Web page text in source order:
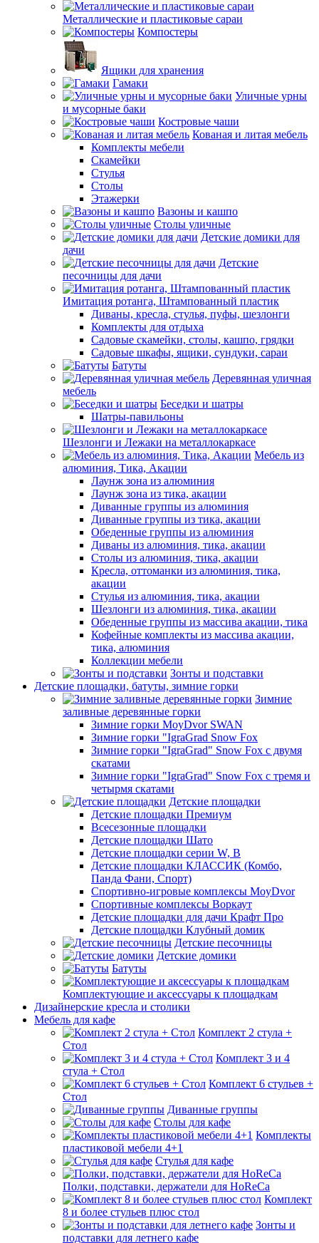
Металлические и пластиковые сараи
Компостеры
Ящики для хранения
Гамаки
Уличные урны
и мусорные баки
Костровые чаши
Кованая и литая мебель
Комплекты мебели
Скамейки
Стулья
Столы
Этажерки
Вазоны и кашпо
Столы уличные
Детские домики для
дачи
Детские
песочницы для дачи
Имитация ротанга, Штампованный пластик
Диваны, кресла, стулья, пуфы, шезлонги
Комплекты для отдыха
Садовые скамейки, столы, кашпо, грядки
Садовые шкафы, ящики, сундуки, сараи
Батуты
Деревянная уличная
мебель
Беседки и шатры
Шатры-павильоны
Шезлонги и Лежаки на металлокаркасе
Мебель из
алюминия, Тика, Акации
Лаунж зона из алюминия
Лаунж зона из тика, акации
Диванные группы из алюминия
Диванные группы из тика, акации
Обеденные группы из алюминия
Диваны из алюминия, тика, акации
Столы из алюминия, тика, акации
Кресла, оттоманки из алюминия, тика,
акации
Стулья из алюминия, тика, акации
Шезлонги из алюминия, тика, акации
Обеденные группы из массива акации, тика
Кофейные комплекты из массива акации,
тика, алюминия
Коллекции мебели
Зонты и подставки
Детские площадки, батуты, зимние горки
Зимние
заливные деревянные горки
Зимние горки MoyDvor SWAN
Зимние горки "IgraGrad Snow Fox
Зимние горки "IgraGrad" Snow Fox с двумя
скатами
Зимние горки "IgraGrad" Snow Fox с тремя и
четырмя скатами
Детские площадки
Детские площадки Премиум
Всесезонные площадки
Детские площадки Шато
Детские площадки серии W, В
Детские площадки КЛАССИК (Комбо,
Панда Фани, Спорт)
Спортивно-игровые комплексы MoyDvor
Спортивные комплексы Воркаут
Детские площадки для дачи Крафт Про
Детские площадки Клубный домик
Детские песочницы
Детские домики
Батуты
Комплектующие и аксессуары к площадкам
Дизайнерские кресла и столики
Мебель для кафе
Комплект 2 стула +
Стол
Комплект 3 и 4
стула + Стол
Комплект 6 стульев +
Стол
Диванные группы
Столы для кафе
Комплекты
пластиковой мебели 4+1
Стулья для кафе
Полки, подставки, держатели для HoReCa
Комплект
8 и более стульев плюс стол
Зонты и
подставки для летнего кафе